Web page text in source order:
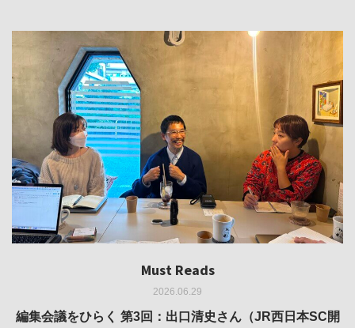
Must Reads
2026.06.29
編集会議をひらく 第3回：出口清史さん（JR西日本SC開
Must Reads
2026.05.14
REVIEW｜果たして美術家・梅津庸一は、「大阪のゆかり
Must Reads
2026.03.11
REPORT｜博覧会の残像
Must Reads
2026.02.25
REVIEW｜菊池聡太朗 個展「余りの風景」
Must Reads
2025.10.01
REVIEW｜生の存在証明としての線——「ライフライン」